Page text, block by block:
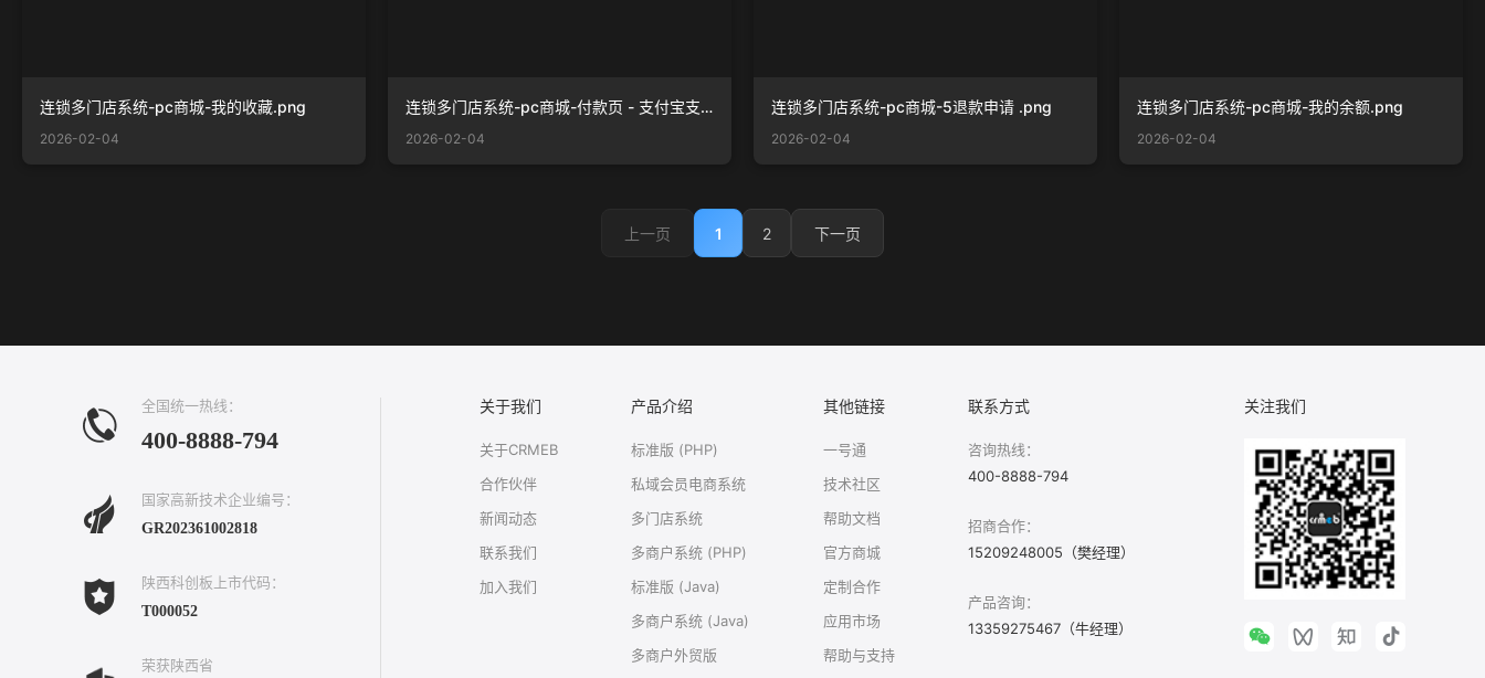
连锁多门店系统-pc商城-我的收藏.png
2026-02-04
连锁多门店系统-pc商城-付款页 - 支付宝支付弹窗 .png
2026-02-04
连锁多门店系统-pc商城-5退款申请 .png
2026-02-04
连锁多门店系统-pc商城-我的余额.png
2026-02-04
上一页 1 2 下一页
全国统一热线：
400-8888-794
国家高新技术企业编号：
GR202361002818
陕西科创板上市代码：
T000052
荣获陕西省
关于我们
关于CRMEB
合作伙伴
新闻动态
联系我们
加入我们
产品介绍
标准版 (PHP)
私域会员电商系统
多门店系统
多商户系统 (PHP)
标准版 (Java)
多商户系统 (Java)
多商户外贸版
其他链接
一号通
技术社区
帮助文档
官方商城
定制合作
应用市场
帮助与支持
联系方式
咨询热线：
400-8888-794
招商合作：
15209248005（樊经理）
产品咨询：
13359275467（牛经理）
关注我们